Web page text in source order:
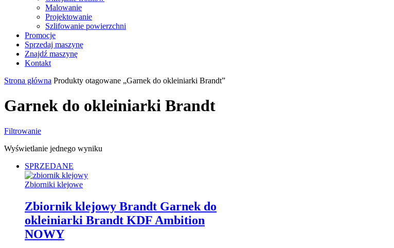
Malowanie
Projektowanie
Szlifowanie powierzchni
Promocje
Sprzedaj maszynę
Znajdź maszynę
Kontakt
Strona główna Produkty otagowane „Garnek do okleiniarki Brandt”
Garnek do okleiniarki Brandt
Filtrowanie
Wyświetlanie jednego wyniku
SPRZEDANE
Zbiorniki klejowe
Zbiornik klejowy Brandt Garnek do
okleiniarki Brandt KDF Ambition
NOWY